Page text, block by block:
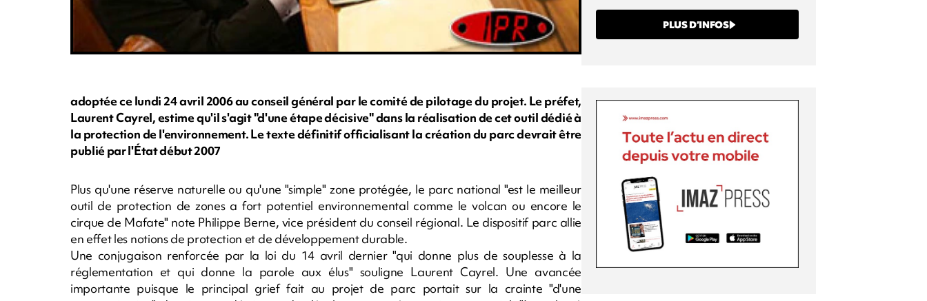
adoptée ce lundi 24 avril 2006 au conseil général par le comité de pilotage du projet. Le préfet,
Laurent Cayrel, estime qu'il s'agit "d'une étape décisive" dans la réalisation de cet outil dédié à
la protection de l'environnement. Le texte définitif officialisant la création du parc devrait être
publié par l'État début 2007
Plus qu'une réserve naturelle ou qu'une "simple" zone protégée, le parc national "est le meilleur
outil de protection de zones a fort potentiel environnemental comme le volcan ou encore le
cirque de Mafate" note Philippe Berne, vice président du conseil régional. Le dispositif parc allie
en effet les notions de protection et de développement durable.
Une conjugaison renforcée par la loi du 14 avril dernier "qui donne plus de souplesse à la
réglementation et qui donne la parole aux élus" souligne Laurent Cayrel. Une avancée
importante puisque le principal grief fait au projet de parc portait sur la crainte "d'une
PLUS D’INFOS